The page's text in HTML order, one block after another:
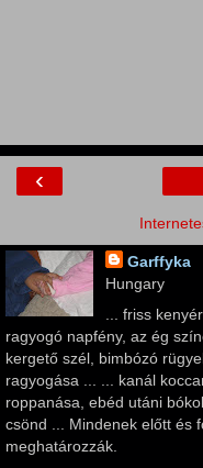
‹
Garffyka
Hungary
... friss
ragyogó napfény, az ég
kergető szél, bimbózó
ragyogása ... ... kanál
roppanása, ebéd utáni
csönd ... Mindenek előtt és
meghatározzák.